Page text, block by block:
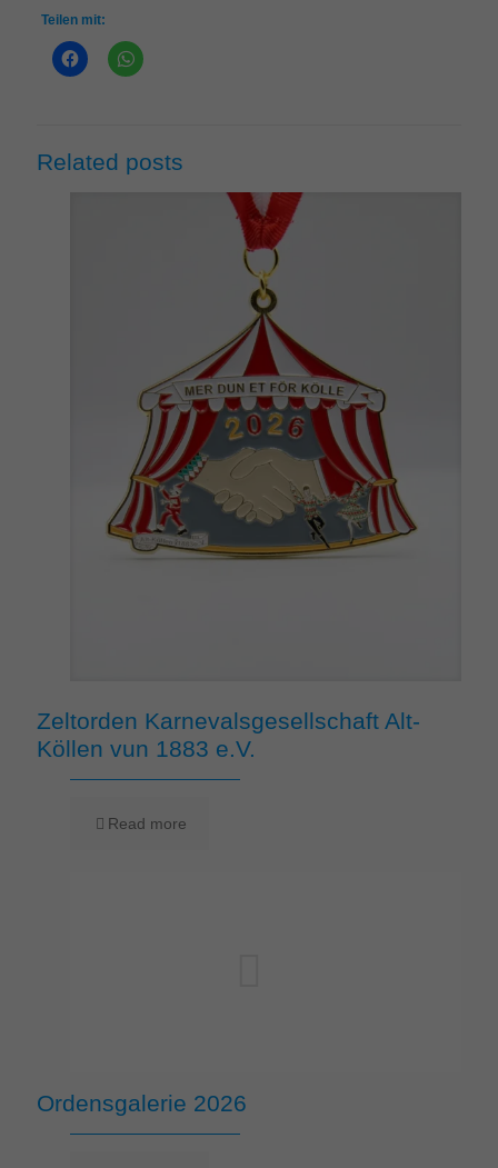
Teilen mit:
Related posts
Zeltorden Karnevalsgesellschaft Alt-
Köllen vun 1883 e.V.
Read more
Ordensgalerie 2026